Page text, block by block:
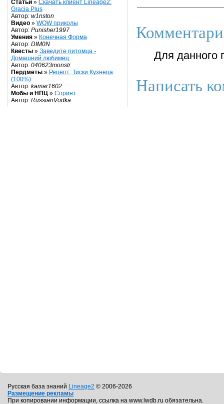
Статьи » Скачать клиент Lineage2:
Gracia Plus
Автор: w1nston
Видео » WOW приколы
Автор: Punisher1997
Умения » Конечная Форма
Автор: DIM0N
Квесты » Заведите питомца -
Домашний любимец
Автор: 040623monstr
Пердметы » Рецепт: Тиски Кузнеца
(100%)
Автор: kamar1602
Мобы и НПЦ » Соринт
Автор: RussianVodka
Для данного
Написать
Русская база знаний Lineage2 © 2006-2026
Размещение рекламы
При копировании информации, ссылка на www.lwdb.ru обязательна.